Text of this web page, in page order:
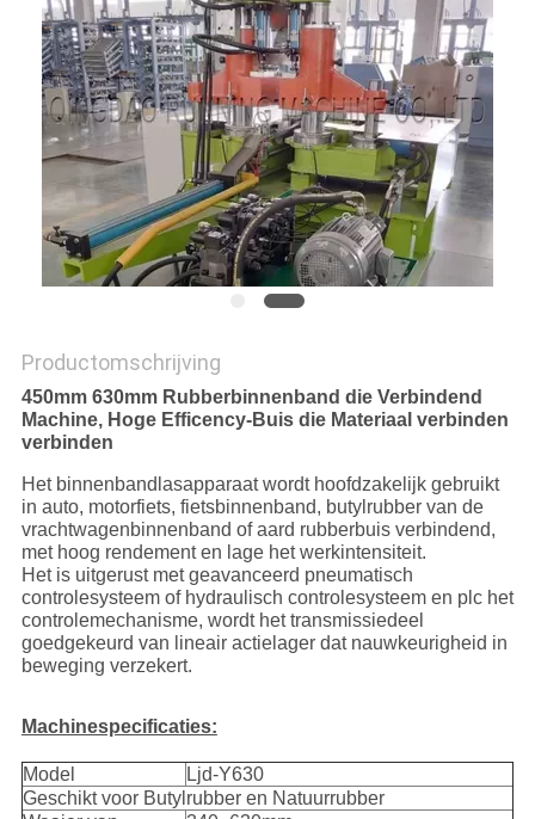
Productomschrijving
450mm 630mm Rubberbinnenband die Verbindend
Machine, Hoge Efficency-Buis die Materiaal verbinden
verbinden
Het binnenbandlasapparaat wordt hoofdzakelijk gebruikt
in auto, motorfiets, fietsbinnenband, butylrubber van de
vrachtwagenbinnenband of aard rubberbuis verbindend,
met hoog rendement en lage het werkintensiteit.
Het is uitgerust met geavanceerd pneumatisch
controlesysteem of hydraulisch controlesysteem en plc het
controlemechanisme, wordt het transmissiedeel
goedgekeurd van lineair actielager dat nauwkeurigheid in
beweging verzekert.
Machinespecificaties:
Model
Ljd-Y630
Geschikt voor Butylrubber en Natuurrubber